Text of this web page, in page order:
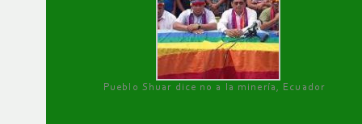
Pueblo Shuar dice no a la minería, Ecuador